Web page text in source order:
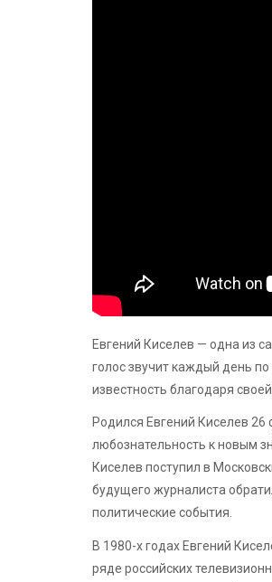
Евгений Киселев — одна из
голос звучит каждый день
известность благодаря
Родился Евгений Киселев 26
любознательность к новым
Киселев поступил в
будущего журналиста
политические события.
В 1980-х годах Евгений
ряде российских